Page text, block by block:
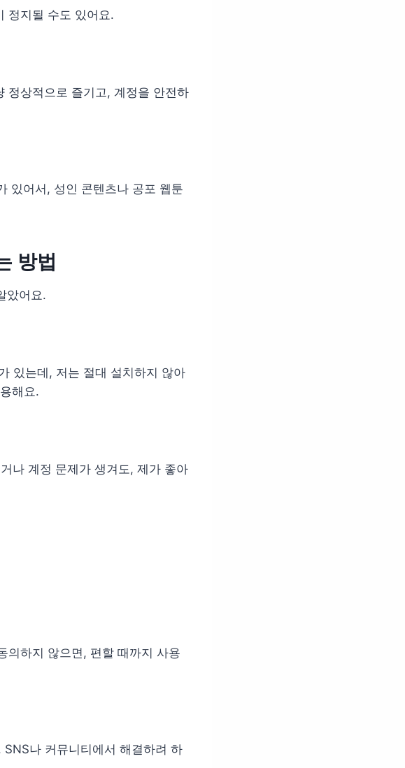
정지될 수도 있어요.
정상적으로 즐기고, 계정을 안전하
있어서, 성인 콘텐츠나 공포 웹툰
방법
았어요.
있는데, 저는 절대 설치하지 않아
해요.
나 계정 문제가 생겨도, 제가 좋아
의하지 않으면, 편할 때까지 사용
SNS나 커뮤니티에서 해결하려 하